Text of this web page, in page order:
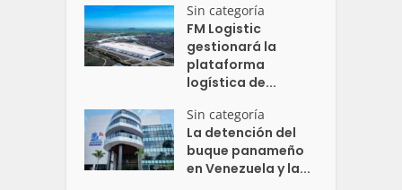
Sin categoría
FM Logistic
gestionará la
plataforma
logística de...
Sin categoría
La detención del
buque panameño
en Venezuela y la...